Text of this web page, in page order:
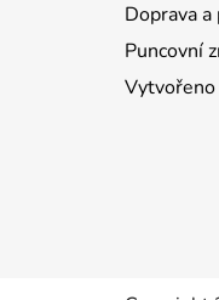
Doprava
Puncovní